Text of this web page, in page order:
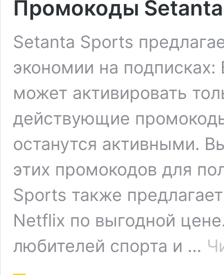
Промокоды
Setanta Sports
экономии на
может активировать
действующие
останутся активными.
этих промокодов для
Sports также
Netflix по выгодной
любителей спорта и …